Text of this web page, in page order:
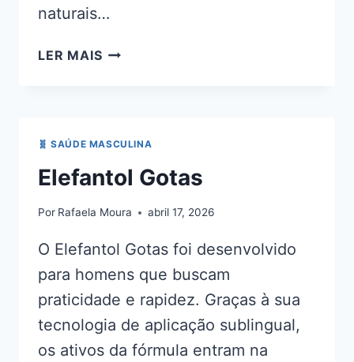
naturais…
LER MAISELEFANTOL
🧬 SAÚDE MASCULINA
Elefantol Gotas
Por Rafaela Moura abril 17, 2026
O Elefantol Gotas foi desenvolvido
para homens que buscam
praticidade e rapidez. Graças à sua
tecnologia de aplicação sublingual,
os ativos da fórmula entram na